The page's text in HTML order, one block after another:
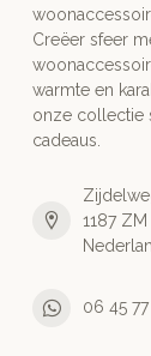
Creëer sfeer
warmte en
onze collectie
cadeaus.
1187
06 45